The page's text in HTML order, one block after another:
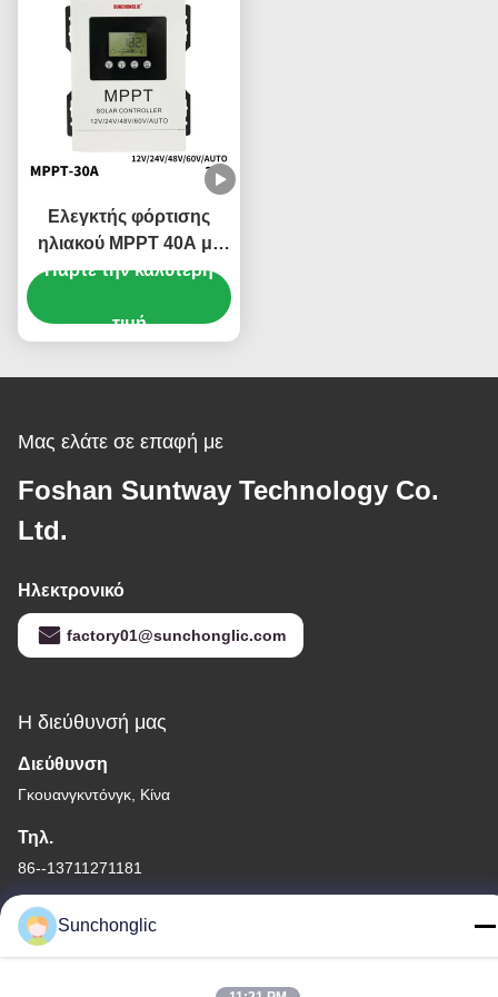
Ελεγκτής φόρτισης
ηλιακού MPPT 40A με
είσοδο PV 180V και
πολλαπλών μπαταριών
Πάρτε την καλύτερη
τιμή
Μας ελάτε σε επαφή με
Foshan Suntway Technology Co.
Ltd.
Ηλεκτρονικό
factory01@sunchonglic.com
Η διεύθυνσή μας
Διεύθυνση
Γκουανγκντόνγκ, Κίνα
Τηλ.
86--13711271181
Sunchonglic